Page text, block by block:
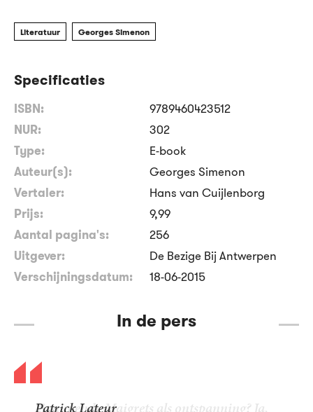
Literatuur Georges Simenon
Specificaties
ISBN:
9789460423512
NUR:
302
Type:
E-book
Auteur(s):
Georges Simenon
Vertaler:
Hans van Cuijlenborg
Prijs:
9,99
Aantal pagina's:
256
Uitgever:
De Bezige Bij Antwerpen
Verschijningsdatum:
18-06-2015
In de pers
Patrick Lateur